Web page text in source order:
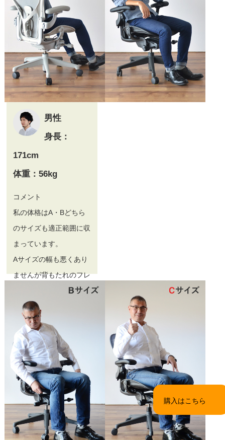
男性
身長：
171cm
体重：56kg
コメント
私の体格はA・Bどちら
のサイズも適正範囲に収
まっています。
Aサイズの幅も悪くあり
ませんが背もたれのフレ
ームが肩甲骨に当たって
しまうため、どちらか選
ぶなら間違いなくBサイ
ズを選びますね。
購入はこちら